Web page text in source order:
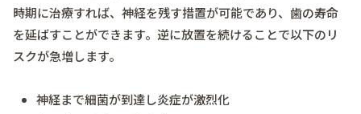
時期に治療すれば、神経を残す措置が可能であり、歯の寿命
を延ばすことができます。逆に放置を続けることで以下のリ
スクが急増します。
神経まで細菌が到達し炎症が激烈化